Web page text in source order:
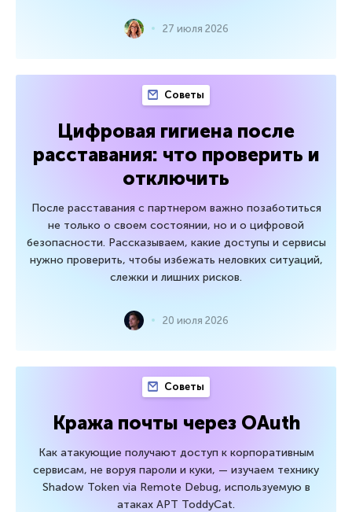
27 июля 2026
Советы
Цифровая гигиена после
расставания: что проверить и
отключить
После расставания с партнером важно позаботиться
не только о своем состоянии, но и о цифровой
безопасности. Рассказываем, какие доступы и сервисы
нужно проверить, чтобы избежать неловких ситуаций,
слежки и лишних рисков.
20 июля 2026
Советы
Кража почты через OAuth
Как атакующие получают доступ к корпоративным
сервисам, не воруя пароли и куки, — изучаем технику
Shadow Token via Remote Debug, используемую в
атаках APT ToddyCat.